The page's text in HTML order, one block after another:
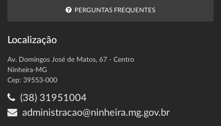
PERGUNTAS FREQUENTES
Localização
Av. Domingos José de Matos, 67 - Centro
Ninheira-MG
Cep: 39553-000
(38) 31951004
administracao@ninheira.mg.gov.br